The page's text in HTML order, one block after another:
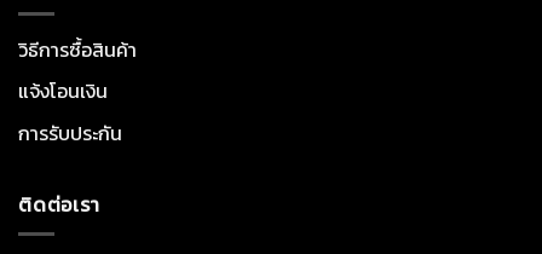
วิธีการซื้อสินค้า
แจ้งโอนเงิน
การรับประกัน
ติดต่อเรา